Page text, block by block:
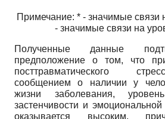
Примечание: * - значимые связи
- значимые связи на
Полученные данные
предположение о том, что
посттравматического
сообщением о наличии у
жизни заболевания,
застенчивости и
оказывается высоким,